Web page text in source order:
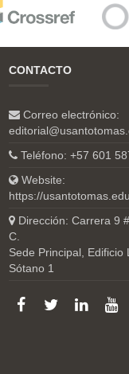
CONTACTO
Correo electrónico:
Teléfono: +57 601
Website:
https://
Dirección: Carrera 9
C.
Sede Principal, Edificio
Sótano 1